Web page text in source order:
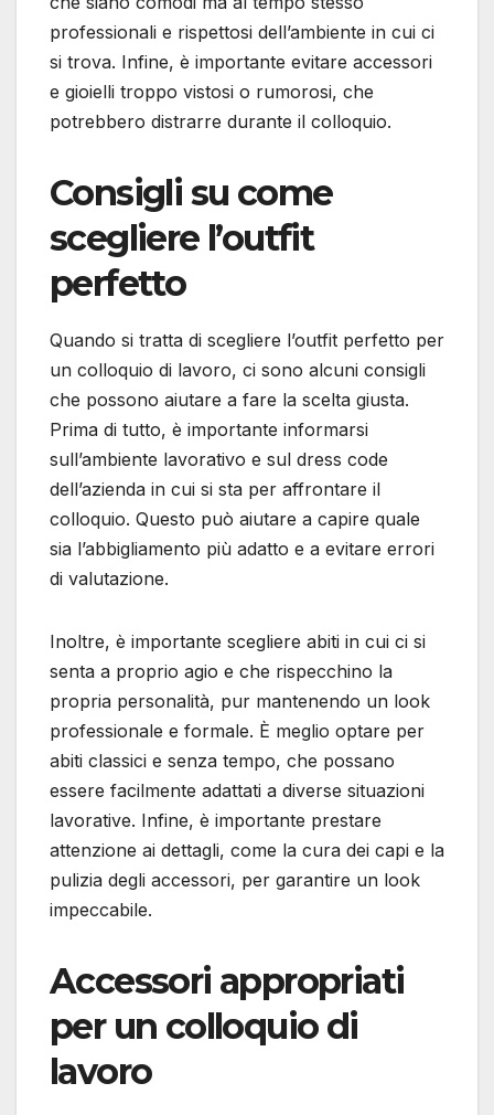
professionali e rispettosi dell’ambiente in cui ci
si trova. Infine, è importante evitare accessori
e gioielli troppo vistosi o rumorosi, che
potrebbero distrarre durante il colloquio.
Consigli su come
scegliere l’outfit
perfetto
Quando si tratta di scegliere l’outfit perfetto per
un colloquio di lavoro, ci sono alcuni consigli
che possono aiutare a fare la scelta giusta.
Prima di tutto, è importante informarsi
sull’ambiente lavorativo e sul dress code
dell’azienda in cui si sta per affrontare il
colloquio. Questo può aiutare a capire quale
sia l’abbigliamento più adatto e a evitare errori
di valutazione.
Inoltre, è importante scegliere abiti in cui ci si
senta a proprio agio e che rispecchino la
propria personalità, pur mantenendo un look
professionale e formale. È meglio optare per
abiti classici e senza tempo, che possano
essere facilmente adattati a diverse situazioni
lavorative. Infine, è importante prestare
attenzione ai dettagli, come la cura dei capi e la
pulizia degli accessori, per garantire un look
impeccabile.
Accessori appropriati
per un colloquio di
lavoro